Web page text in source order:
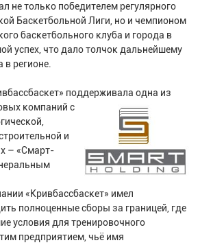
не только победителем регулярного
Баскетбольной Лиги, но и чемпионом
баскетбольного клуба и города в
успех, что дало толчок дальнейшему
в регионе.
поддерживала одна из
компаний с
и
– «Смарт-
«Кривбассбаскет» имел
полноценные сборы за границей, где
условия для тренировочного
предприятием, чьё имя